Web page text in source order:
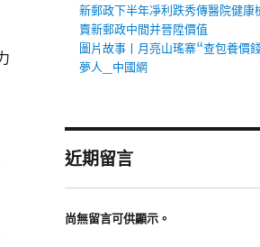
新郵政下半年凈利跌秀傳醫院健康
賣新郵政中間并晉陞價值
圖片故事丨月亮山瑤寨“查包養價
夢人_中國網
近期留言
尚無留言可供顯示。